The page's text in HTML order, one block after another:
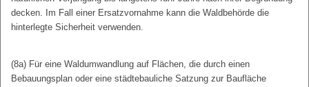
decken. Im Fall einer Ersatzvornahme kann die Waldbehörde die
hinterlegte Sicherheit verwenden.
(8a) Für eine Waldumwandlung auf Flächen, die durch einen
Bebauungsplan oder eine städtebauliche Satzung zur Baufläche